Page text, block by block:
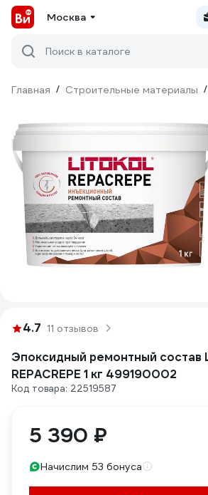
Москва
Поиск в каталоге
Главная / Строительные материалы /
4.7 11 отзывов
Эпоксидный ремонтный состав
REPACREPE 1 кг 499190002
Код товара: 22519587
5 390 ₽
Начислим 53 бонуса